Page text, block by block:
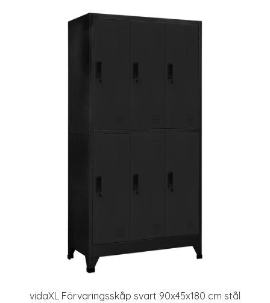
vidaXL Förvaringsskåp svart 90x45x180 cm stål